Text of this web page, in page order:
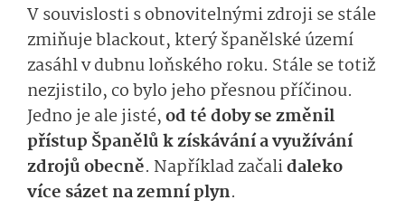
V souvislosti s obnovitelnými zdroji se stále
zmiňuje blackout, který španělské území
zasáhl v dubnu loňského roku. Stále se totiž
nezjistilo, co bylo jeho přesnou příčinou.
Jedno je ale jisté,od té doby se změnil
přístup Španělů k získávání a využívání
zdrojů obecně. Například začalidaleko
více sázet na zemní plyn.